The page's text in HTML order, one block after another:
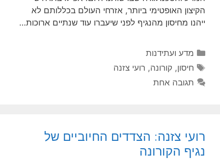
הקיצון האופטימי ביותר, אזרחי העולם בכללותם לא
ייהנו מחיסון מהנגיף לפני שיעברו עוד שנתיים ארוכות…
קטגוריות
מדע ועתידנות
תגיות
חיסון, קורונה, רועי צזנה
תגובה אחת
רועי צזנה: הצדדים החיוביים של
נגיף הקורונה